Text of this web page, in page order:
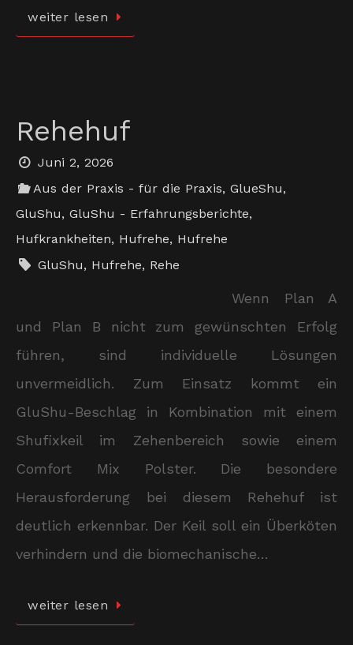
weiter lesen
Rehehuf
Juni 2, 2026
Aus der Praxis - für die Praxis,GlueShu,
GluShu, GluShu - Erfahrungsberichte,
Hufkrankheiten, Hufrehe, Hufrehe
GluShu, Hufrehe, Rehe
Wenn Plan A
und Plan B nicht zum gewünschten Erfolg
führen, sind individuelle Lösungen
unvermeidlich. Zum Einsatz kommt ein
GluShu-Beschlag in Kombination mit einem
Shufixkeil im Zehenbereich sowie einem
Comfort Mix Polster. Die besondere
Herausforderung bei diesem Rehehuf ist
deutlich erkennbar. Der Keil soll ein Überköten
verhindern und die biomechanische…
weiter lesen